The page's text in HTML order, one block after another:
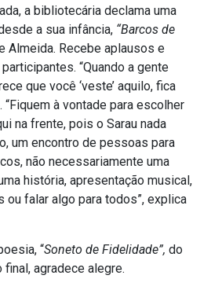
a bibliotecária declama uma
a sua infância, “Barcos de
Almeida. Recebe aplausos e
“Quando a gente
que você ‘veste’ aquilo, fica
à vontade para escolher
na frente, pois o Sarau nada
um encontro de pessoas para
não necessariamente uma
história, apresentação musical,
ou falar algo para todos”, explica
“Soneto de Fidelidade”, do
agradece alegre.